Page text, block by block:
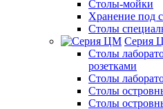
Столы-мойки
Хранение под
Столы
Серия
Столы
розетками
Столы
Столы
Столы